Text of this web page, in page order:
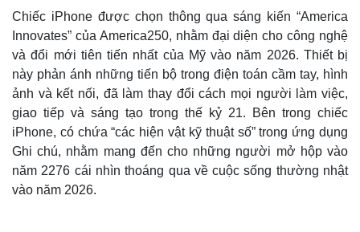
Chiếc iPhone được chọn thông qua sáng kiến “America
Innovates” của America250, nhằm đại diện cho công nghệ
và đổi mới tiên tiến nhất của Mỹ vào năm 2026. Thiết bị
này phản ánh những tiến bộ trong điện toán cầm tay, hình
ảnh và kết nối, đã làm thay đổi cách mọi người làm việc,
giao tiếp và sáng tạo trong thế kỷ 21. Bên trong chiếc
iPhone, có chứa “các hiện vật kỹ thuật số” trong ứng dụng
Ghi chú, nhằm mang đến cho những người mở hộp vào
năm 2276 cái nhìn thoáng qua về cuộc sống thường nhật
vào năm 2026.